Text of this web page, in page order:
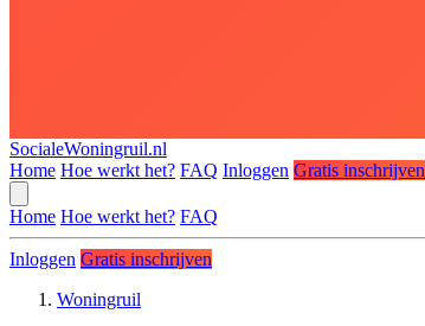
SocialeWoningruil.nl
Home Hoe werkt het? FAQ Inloggen Gratis inschrijven
Home Hoe werkt het? FAQ
Inloggen Gratis inschrijven
Woningruil